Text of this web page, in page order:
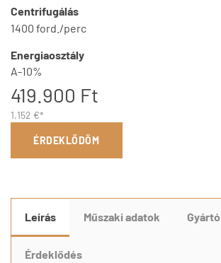
Centrifugálás
1400 ford./perc
Energiaosztály
A-10%
419.900 Ft
1.152 €*
ÉRDEKLŐDÖM
Leírás Műszaki adatok Gyártó
Érdeklődés